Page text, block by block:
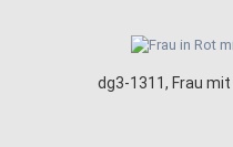
dg3-1311, Frau mit